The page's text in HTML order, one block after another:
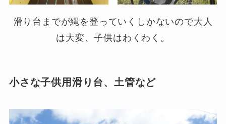
滑り台までが縄を登っていくしかないので大人
は大変、子供はわくわく。
小さな子供用滑り台、土管など